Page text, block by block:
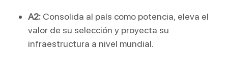
A2: Consolida al país como potencia, eleva el
valor de su selección y proyecta su
infraestructura a nivel mundial.